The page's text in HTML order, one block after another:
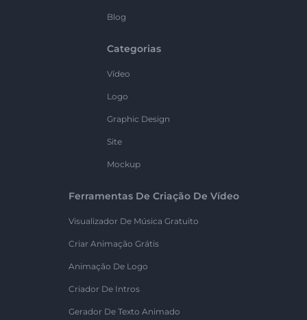
Blog
Categorias
Vídeo
Logo
Graphic Design
Site
Mockup
Ferramentas De Criação De Vídeo
Visualizador De Música Gratuito
Criar Animação Grátis
Animação De Logo
Criador De Intros
Gerador De Texto Animado